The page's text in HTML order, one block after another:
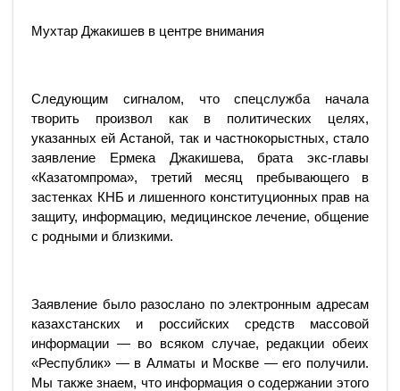
Мухтар Джакишев в центре внимания
Следующим сигналом, что спецслужба начала
творить произвол как в политических целях,
указанных ей Астаной, так и частнокорыстных, стало
заявление Ермека Джакишева, брата экс-главы
«Казатомпрома», третий месяц пребывающего в
застенках КНБ и лишенного конституционных прав на
защиту, информацию, медицинское лечение, общение
с родными и близкими.
Заявление было разослано по электронным адресам
казахстанских и российских средств массовой
информации — во всяком случае, редакции обеих
«Республик» — в Алматы и Москве — его получили.
Мы также знаем, что информация о содержании этого